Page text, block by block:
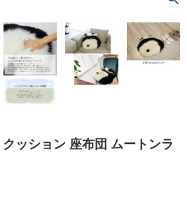
ッション 座布団 ムートンラ